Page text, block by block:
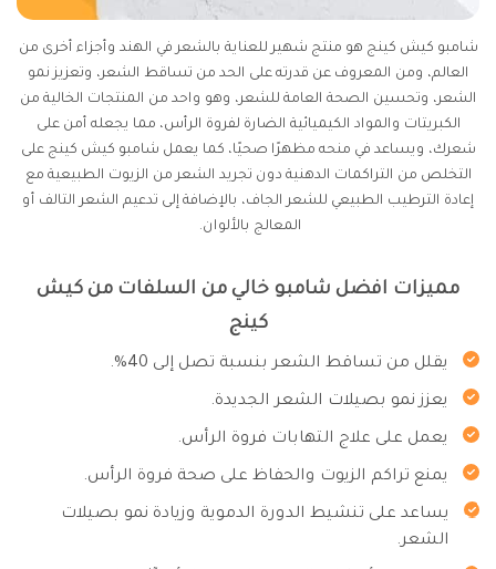
شامبو كيش كينج هو منتج شهير للعناية بالشعر في الهند وأجزاء أخرى من
العالم، ومن المعروف عن قدرته على الحد من تساقط الشعر، وتعزيز نمو
الشعر، وتحسين الصحة العامة للشعر، وهو واحد من المنتجات الخالية من
الكبريتات والمواد الكيميائية الضارة لفروة الرأس، مما يجعله أمن على
شعرك، ويساعد في منحه مظهرًا صحيًا، كما يعمل شامبو كيش كينج على
التخلص من التراكمات الدهنية دون تجريد الشعر من الزيوت الطبيعية مع
إعادة الترطيب الطبيعي للشعر الجاف، بالإضافة إلى تدعيم الشعر التالف أو
المعالج بالألوان.
مميزات افضل شامبو خالي من السلفات من كيش
كينج
يقلل من تساقط الشعر بنسبة تصل إلى 40%.
يعزز نمو بصيلات الشعر الجديدة.
يعمل على علاج التهابات فروة الرأس.
يمنع تراكم الزيوت والحفاظ على صحة فروة الرأس.
يساعد على تنشيط الدورة الدموية وزيادة نمو بصيلات
الشعر.